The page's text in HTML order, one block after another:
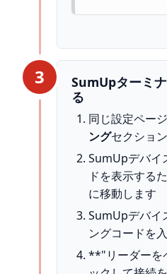
3
SumUpターミ
る
同じ設定ページ
ングセクショ
SumUpデバイ
ドを表示する
に移動します
SumUpデバイ
ングコードを
**"リーダーを